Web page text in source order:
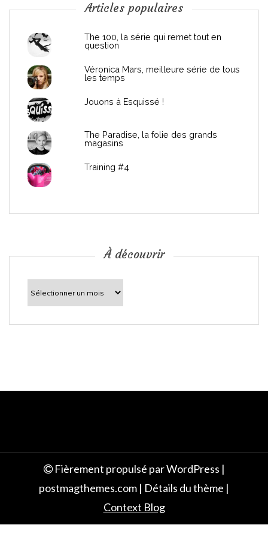
n
c
Articles populaires
The 100, la série qui remet tout en
question
Véronica Mars, meilleure série de tous
les temps
Jouons à Esquissé !
The Paradise, la folie des grands
magasins
Training #4
À découvrir
découvrir
Fièrement propulsé par WordPress |
postmagthemes.com | Détails du thème |
Context Blog